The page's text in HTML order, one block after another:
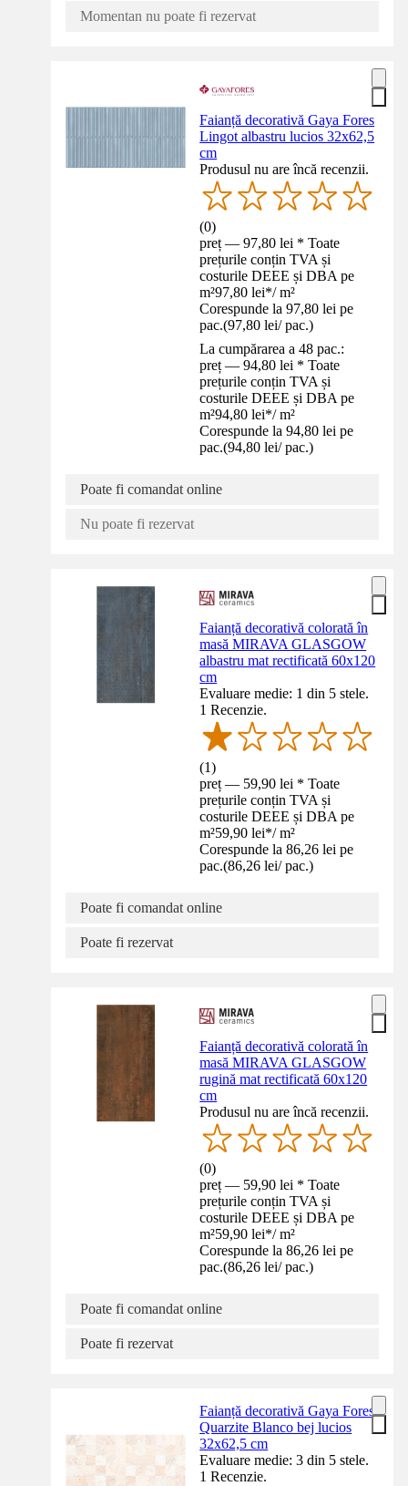
Momentan nu poate fi rezervat
Faianță decorativă Gaya Fores
Lingot albastru lucios 32x62,5
cm
Produsul nu are încă recenzii.
(0)
preț — 97,80 lei * Toate
prețurile conțin TVA și
costurile DEEE și DBA pe
m²97,80 lei*/ m²
Corespunde la 97,80 lei pe
pac.(97,80 lei/ pac.)
La cumpărarea a 48 pac.:
preț — 94,80 lei * Toate
prețurile conțin TVA și
costurile DEEE și DBA pe
m²94,80 lei*/ m²
Corespunde la 94,80 lei pe
pac.(94,80 lei/ pac.)
Poate fi comandat online
Nu poate fi rezervat
Faianță decorativă colorată în
masă MIRAVA GLASGOW
albastru mat rectificată 60x120
cm
Evaluare medie: 1 din 5 stele.
1 Recenzie.
(1)
preț — 59,90 lei * Toate
prețurile conțin TVA și
costurile DEEE și DBA pe
m²59,90 lei*/ m²
Corespunde la 86,26 lei pe
pac.(86,26 lei/ pac.)
Poate fi comandat online
Poate fi rezervat
Faianță decorativă colorată în
masă MIRAVA GLASGOW
rugină mat rectificată 60x120
cm
Produsul nu are încă recenzii.
(0)
preț — 59,90 lei * Toate
prețurile conțin TVA și
costurile DEEE și DBA pe
m²59,90 lei*/ m²
Corespunde la 86,26 lei pe
pac.(86,26 lei/ pac.)
Poate fi comandat online
Poate fi rezervat
Faianță decorativă Gaya Fores
Quarzite Blanco bej lucios
32x62,5 cm
Evaluare medie: 3 din 5 stele.
1 Recenzie.